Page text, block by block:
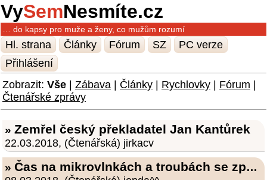
VySemNesmíte.cz
… do kapsy pro muže a ženy, co mužům rozumí
Hl. strana Články Fórum SZ
PC verze
Přihlášení
Zobrazit: Vše | Zábava | Články | Rychlovky | Fórum |
Čtenářské zprávy
» Zemřel český překladatel Jan Kantůrek
22.03.2018, (Čtenářská) jirkacv
» Čas na mikrovlnkách a troubách se zpozdil o 6 min